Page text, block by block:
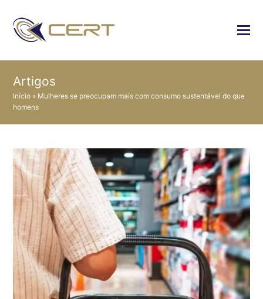
Artigos
Início » Mulheres se preocupam mais com consumo sustentável do que
homens